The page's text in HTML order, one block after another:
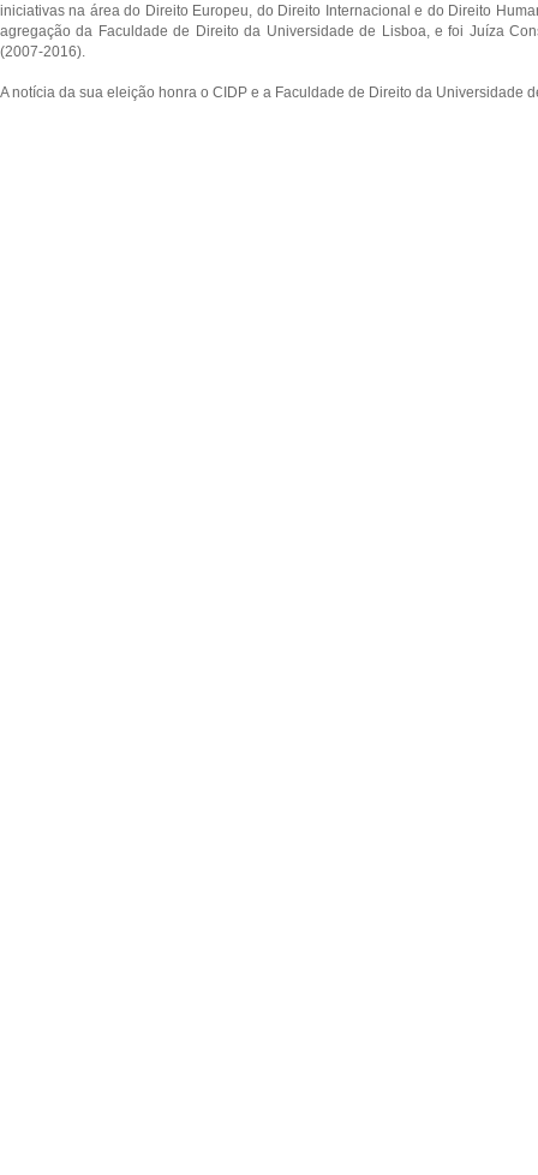
iniciativas na área do Direito Europeu, do Direito Internacional e do Direito
agregação da Faculdade de Direito da Universidade de Lisboa, e foi Juíza
(2007-2016).
A notícia da sua eleição honra o CIDP e a Faculdade de Direito da Universidade